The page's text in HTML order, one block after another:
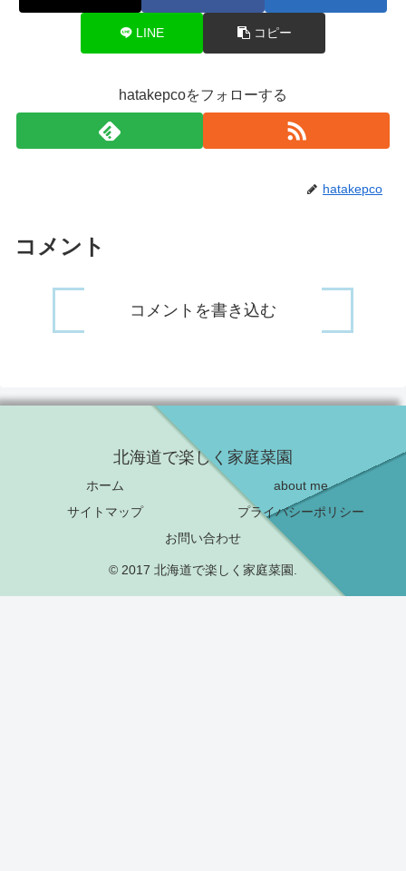
LINE コピー
hatakepcoをフォローする
hatakepco
コメント
コメントを書き込む
北海道で楽しく家庭菜園
ホーム
about me
サイトマップ
プライバシーポリシー
お問い合わせ
© 2017 北海道で楽しく家庭菜園.